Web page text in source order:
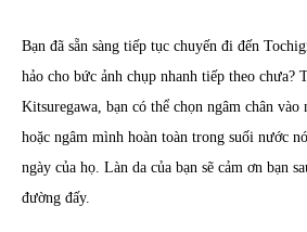
Bạn đã sẵn sàng tiếp tục chuyến đi đến
hảo cho bức ảnh chụp nhanh tiếp theo
Kitsuregawa, bạn có thể chọn ngâm chân vào
hoặc ngâm mình hoàn toàn trong suối nước
ngày của họ. Làn da của bạn sẽ cảm ơn bạn
đường đấy.